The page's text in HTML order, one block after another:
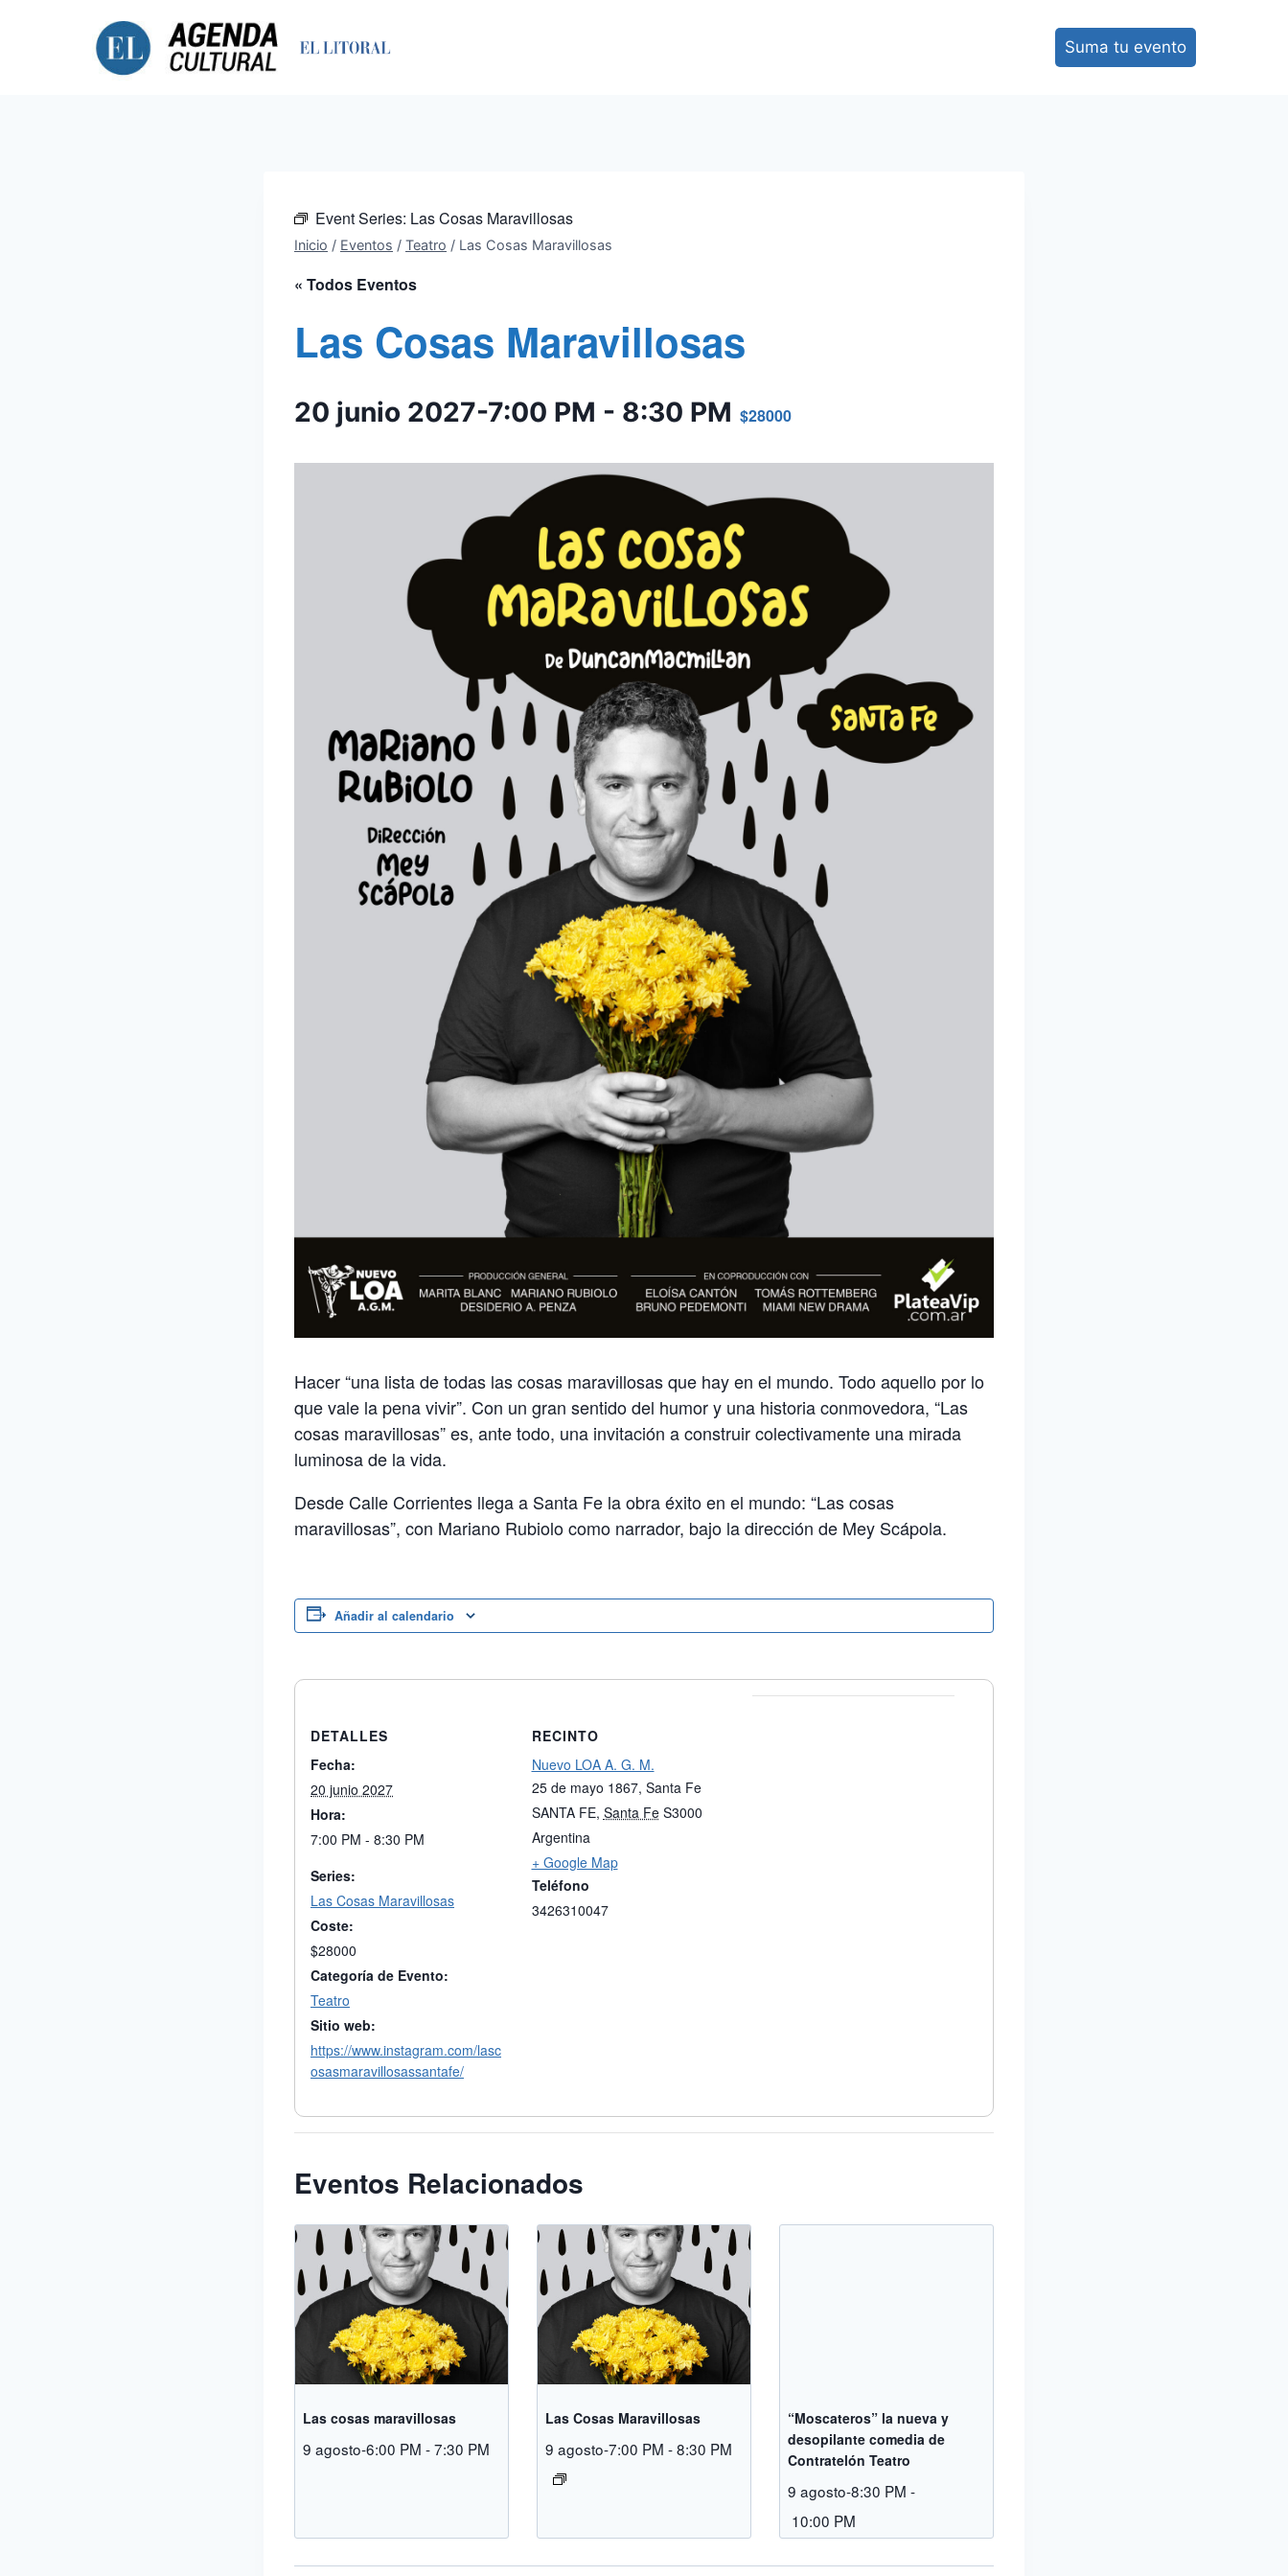
Suma tu evento
Event Series: Las Cosas Maravillosas
Inicio / Eventos / Teatro / Las Cosas Maravillosas
« Todos Eventos
Las Cosas Maravillosas
20 junio 2027-7:00 PM - 8:30 PM $28000
Hacer “una lista de todas las cosas maravillosas que hay en el mundo. Todo aquello por lo
que vale la pena vivir”. Con un gran sentido del humor y una historia conmovedora, “Las
cosas maravillosas” es, ante todo, una invitación a construir colectivamente una mirada
luminosa de la vida.
Desde Calle Corrientes llega a Santa Fe la obra éxito en el mundo: “Las cosas
maravillosas”, con Mariano Rubiolo como narrador, bajo la dirección de Mey Scápola.
Añadir al calendario
DETALLES
Fecha:
20 junio 2027
Hora:
7:00 PM - 8:30 PM
Series:
Las Cosas Maravillosas
Coste:
$28000
Categoría de Evento:
Teatro
Sitio web:
https://www.instagram.com/lasc
osasmaravillosassantafe/
RECINTO
Nuevo LOA A. G. M.
25 de mayo 1867, Santa Fe
SANTA FE, Santa Fe S3000
Argentina
+ Google Map
Teléfono
3426310047
Eventos Relacionados
Las cosas maravillosas
9 agosto-6:00 PM -7:30 PM
Las Cosas Maravillosas
9 agosto-7:00 PM -8:30 PM
“Moscateros” la nueva y
desopilante comedia de
Contratelón Teatro
9 agosto-8:30 PM -
10:00 PM